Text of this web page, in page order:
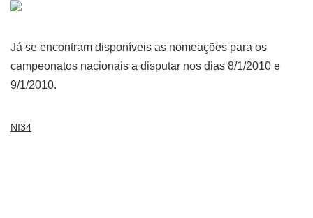
Já se encontram disponíveis as nomeações para os
campeonatos nacionais a disputar nos dias 8/1/2010 e
9/1/2010.
NI34